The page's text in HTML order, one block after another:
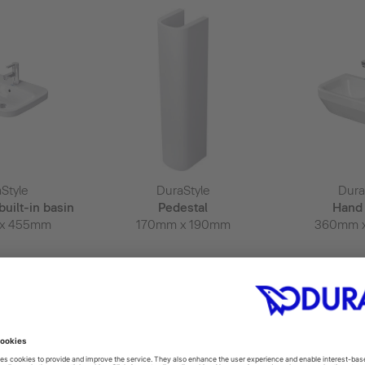
in basin
455mm
DuraStyle
Pedestal
170mm x 190mm
360mm